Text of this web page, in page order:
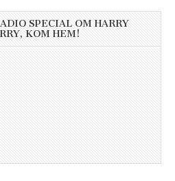
SPECIAL OM HARRY
KOM HEM!